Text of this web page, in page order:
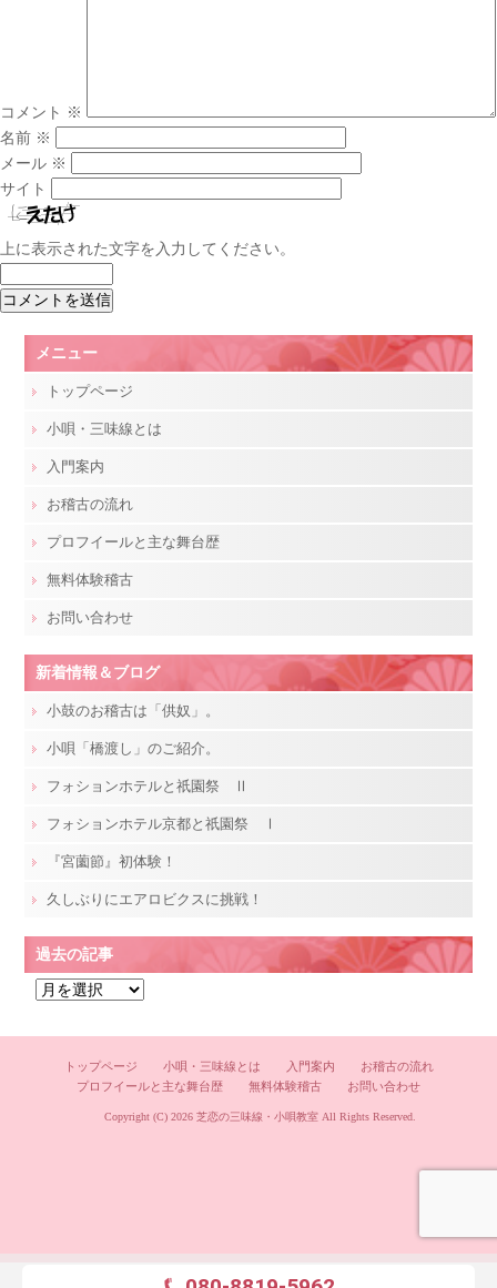
コメント ※
名前 ※
メール ※
サイト
上に表示された文字を入力してください。
メニュー
トップページ
小唄・三味線とは
入門案内
お稽古の流れ
プロフイールと主な舞台歴
無料体験稽古
お問い合わせ
新着情報＆ブログ
小鼓のお稽古は「供奴」。
小唄「橋渡し」のご紹介。
フォションホテルと祇園祭 Ⅱ
フォションホテル京都と祇園祭 Ⅰ
『宮薗節』初体験！
久しぶりにエアロビクスに挑戦！
過去の記事
の
トップページ 小唄・三味線とは 入門案内
お稽古の流れ
プロフイールと主な舞台歴
無料体験稽古 お問い合わせ
Copyright (C) 2026 芝恋の三味線・小唄教室All Rights Reserved.